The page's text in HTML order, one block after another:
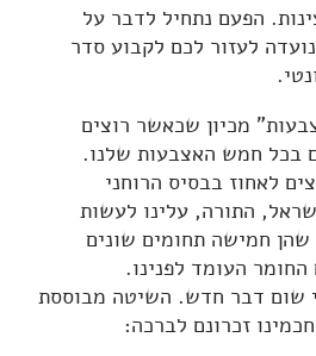
הפעם נתחיל לדבר על
לעזור לכם לקבוע סדר
מכיון שכאשר רוצים
בכל חמש האצבעות שלנו.
לאחוז בבסיס הרוחני
התורה, עלינו לעשות
חמישה תחומים שונים
העומד לפנינו.
שום דבר חדש. השיטה מבוססת
זכרונם לברכה: